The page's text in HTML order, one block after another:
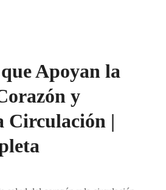
Apoyan la
y
Circulación |